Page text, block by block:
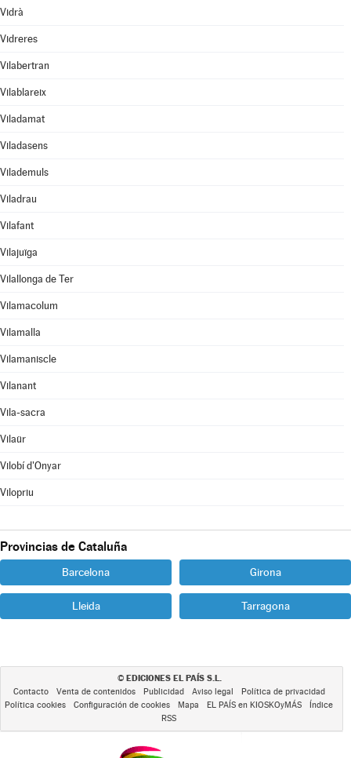
Vidrà
Vidreres
Vilabertran
Vilablareix
Viladamat
Viladasens
Vilademuls
Viladrau
Vilafant
Vilajuïga
Vilallonga de Ter
Vilamacolum
Vilamalla
Vilamaniscle
Vilanant
Vila-sacra
Vilaür
Vilobí d'Onyar
Vilopriu
Provincias de Cataluña
Barcelona Girona
Lleida Tarragona
© EDICIONES EL PAÍS S.L.
Contacto Venta de contenidos Publicidad Aviso legal
Política de privacidad
Política cookies
Configuración de cookies Mapa EL PAÍS en KIOSKOyMÁS
Índice
RSS